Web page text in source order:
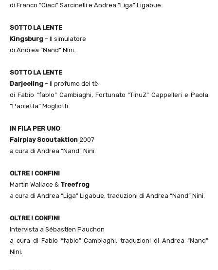
di Franco “Ciaci” Sarcinelli e Andrea “Liga” Ligabue.
SOTTO LA LENTE
Kingsburg – Il simulatore
di Andrea “Nand” Nini.
SOTTO LA LENTE
Darjeeling – Il profumo del tè
di Fabio “fab!o” Cambiaghi, Fortunato “TinuZ” Cappelleri e Paola
“Paoletta” Mogliotti.
IN FILA PER UNO
Fairplay Scoutaktion 2007
a cura di Andrea “Nand” Nini.
OLTRE I CONFINI
Martin Wallace & Treefrog
a cura di Andrea “Liga” Ligabue, traduzioni di Andrea “Nand” Nini.
OLTRE I CONFINI
Intervista a Sébastien Pauchon
a cura di Fabio “fab!o” Cambiaghi, traduzioni di Andrea “Nand”
Nini.